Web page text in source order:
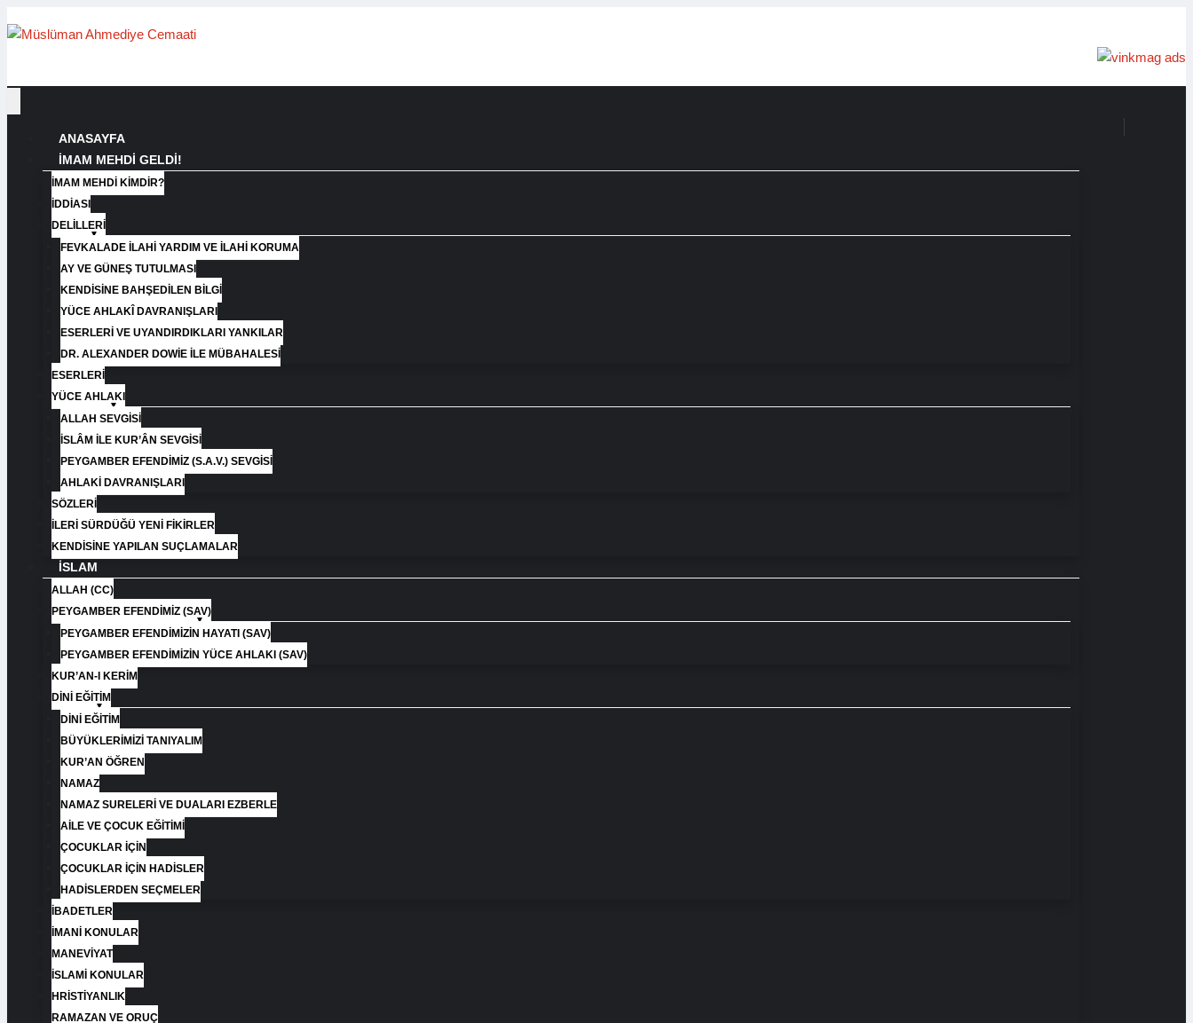
ANASAYFA
İMAM MEHDİ GELDİ!
İMAM MEHDI KIMDIR?
İDDIASI
DELILLERI
FEVKALADE İLAHI YARDIM VE İLAHI KORUMA
AY VE GÜNEŞ TUTULMASI
KENDISINE BAHŞEDILEN BILGI
YÜCE AHLAKÎ DAVRANIŞLARI
ESERLERI VE UYANDIRDIKLARI YANKILAR
DR. ALEXANDER DOWIE İLE MÜBAHALESI
ESERLERI
YÜCE AHLAKI
ALLAH SEVGISI
İSLÂM İLE KUR’ÂN SEVGISI
PEYGAMBER EFENDIMIZ (S.A.V.) SEVGISI
AHLAKI DAVRANIŞLARI
SÖZLERI
İLERI SÜRDÜĞÜ YENI FIKIRLER
KENDISINE YAPILAN SUÇLAMALAR
İSLAM
ALLAH (CC)
PEYGAMBER EFENDIMIZ (SAV)
PEYGAMBER EFENDIMIZIN HAYATI (SAV)​
PEYGAMBER EFENDIMIZIN YÜCE AHLAKI (SAV)​
KUR’AN-I KERİM
DİNİ EĞİTİM
DİNİ EĞİTİM
BÜYÜKLERİMİZİ TANIYALIM
KUR’AN ÖĞREN
NAMAZ
NAMAZ SURELERİ VE DUALARI EZBERLE
AİLE VE ÇOCUK EĞİTİMİ
ÇOCUKLAR İÇİN
ÇOCUKLAR İÇİN HADİSLER
HADİSLERDEN SEÇMELER
İBADETLER
İMANİ KONULAR
MANEVİYAT
İSLAMİ KONULAR
HRİSTİYANLIK
RAMAZAN VE ORUÇ